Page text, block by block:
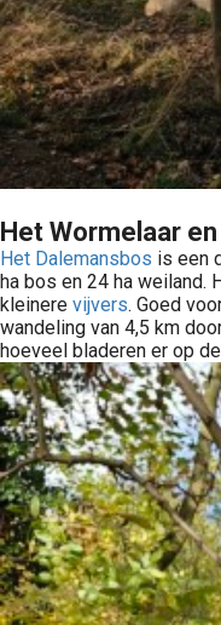
Het Wormelaar
Het Dalemansbos is een
ha bos en 24 ha weiland.
kleinere vijvers. Goed
wandeling van 4,5 km
hoeveel bladeren er op